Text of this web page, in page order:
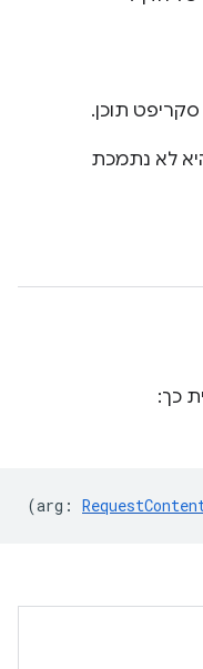
תוכן.
לא נתמכת
כך:
(arg :